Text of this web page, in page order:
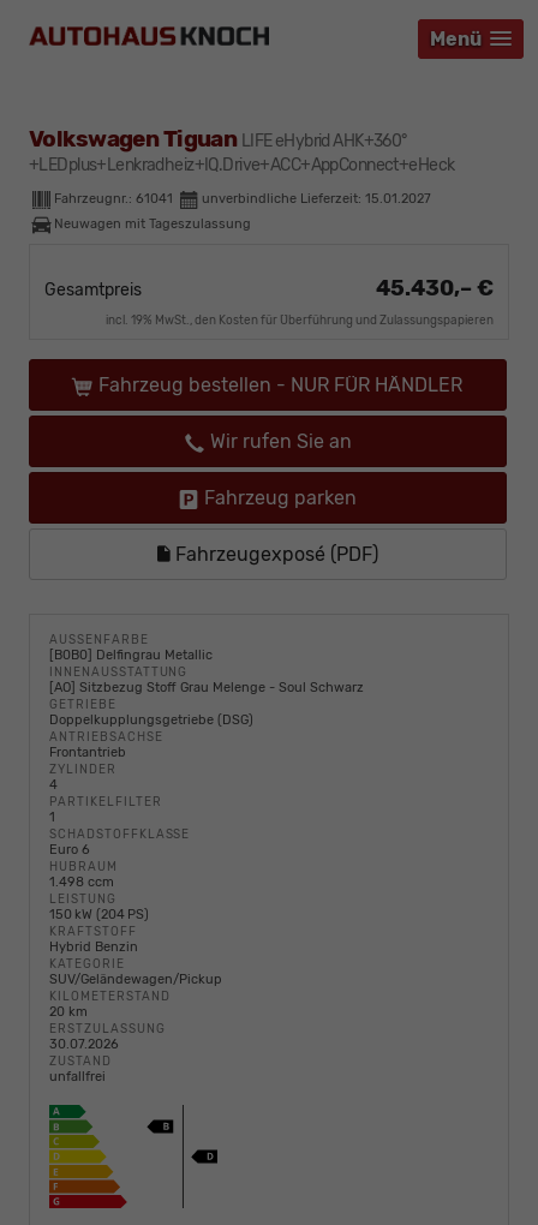
Menü
Menü
Menü
Volkswagen Tiguan LIFE eHybrid AHK+360°
+LEDplus+Lenkradheiz+IQ.Drive+ACC+AppConnect+eHeck
Fahrzeugnr.: 61041 unverbindliche Lieferzeit: 15.01.2027
Neuwagen mit Tageszulassung
Gesamtpreis 45.430,– €
incl. 19% MwSt., den Kosten für Überführung und Zulassungspapieren
Fahrzeug bestellen - NUR FÜR HÄNDLER
Wir rufen Sie an
Fahrzeug parken
Fahrzeugexposé (PDF)
AUSSENFARBE
[B0B0] Delfingrau Metallic
INNENAUSSTATTUNG
[AO] Sitzbezug Stoff Grau Melenge - Soul Schwarz
GETRIEBE
Doppelkupplungsgetriebe (DSG)
ANTRIEBSACHSE
Frontantrieb
ZYLINDER
4
PARTIKELFILTER
1
SCHADSTOFFKLASSE
Euro 6
HUBRAUM
1.498 ccm
LEISTUNG
150 kW (204 PS)
KRAFTSTOFF
Hybrid Benzin
KATEGORIE
SUV/Geländewagen/Pickup
KILOMETERSTAND
20 km
ERSTZULASSUNG
30.07.2026
ZUSTAND
unfallfrei